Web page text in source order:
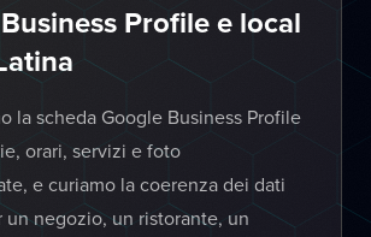
Profile e local
la scheda Google Business Profile
orari, servizi e foto
e curiamo la coerenza dei dati
un negozio, un ristorante, un